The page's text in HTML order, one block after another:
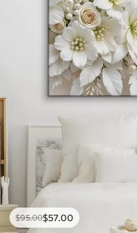
$95.00$57.00